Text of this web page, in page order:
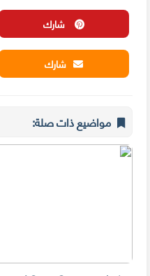
شارك
شارك
مواضيع ذات صلة: